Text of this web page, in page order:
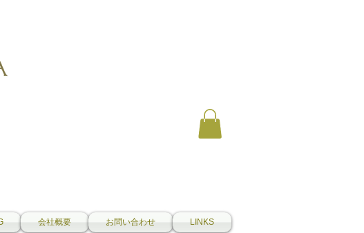
会社概要 お問い合わせ LINKS